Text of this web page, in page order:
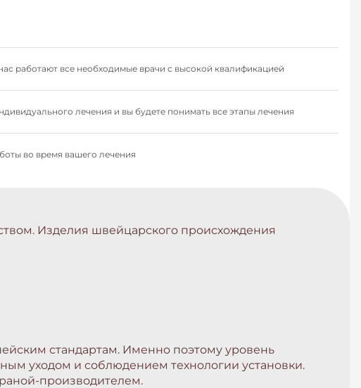
работают все необходимые врачи с высокой квалификацией
лечения и вы будете понимать все этапы лечения
во время вашего лечения
Изделия швейцарского происхождения
стандартам. Именно поэтому уровень
уходом и соблюдением технологии установки.
производителем.